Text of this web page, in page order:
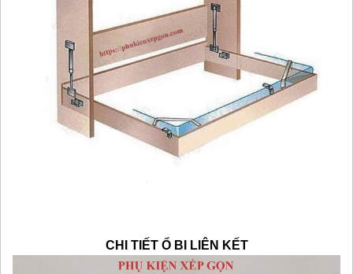
CHI TIẾT Ổ BI LIÊN KẾT